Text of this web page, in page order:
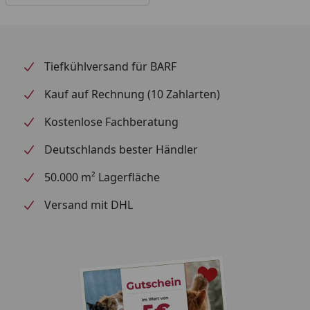
Mineralstoffen und Spurenelementen erhalten. Auf
synthetische Zusatz- und Konservierungsmittel wird
ebenso konsequent verzichtet wie auf Tiermehl,
Schlachtabfälle, Zucker oder überflüssige Füllstoffe
erhalten die wertvolle Wirkung der Rohstoffe. So wird
das innovative Trockenfutter Canireo nicht
weshalb dieses Trockenfutter auch guten Gewissens
Sie haben jedoch nicht den Aufwand des Futter selber
Machens und müssen sich im Vergleich zur
Rohfleischfütterung (Barf) keine Gedanken um
Tiefkühlversand für BARF
Kauf auf Rechnung (10 Zahlarten)
Kostenlose Fachberatung
Deutschlands bester Händler
50.000 m² Lagerfläche
Versand mit DHL